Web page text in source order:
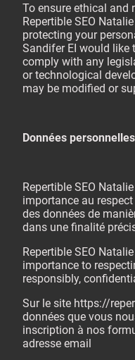
To ensure ethical and
Repertible SEO
protecting your
Sandifer EI would like
comply with any
or technological
may be modified or
Données
Repertible SEO
importance au respect
des données de
dans une finalité
Repertible SEO
importance to
responsibly,
Sur le site https://
données que vous
inscription à nos
adresse email